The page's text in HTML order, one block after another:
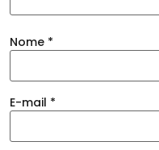
Nome *
E-mail *